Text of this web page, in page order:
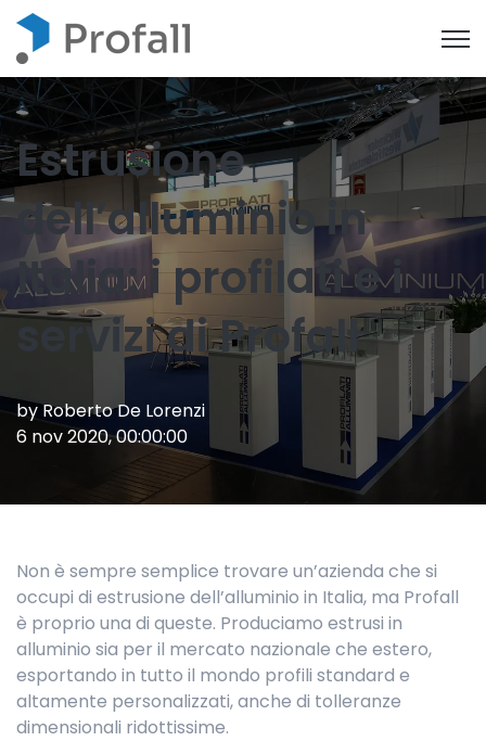
Estrusione
dell’alluminio in
Italia: i profilati e i
servizi di Profall
byRoberto De Lorenzi
6 nov 2020, 00:00:00
Non è sempre semplice trovare un’azienda che si
occupi di estrusione dell’alluminio in Italia, ma Profall
è proprio una di queste. Produciamo estrusi in
alluminio sia per il mercato nazionale che estero,
esportando in tutto il mondo profili standard e
altamente personalizzati, anche di tolleranze
dimensionali ridottissime.